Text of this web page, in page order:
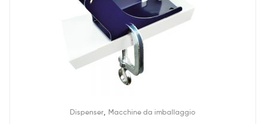
Dispenser Macchine da imballaggio